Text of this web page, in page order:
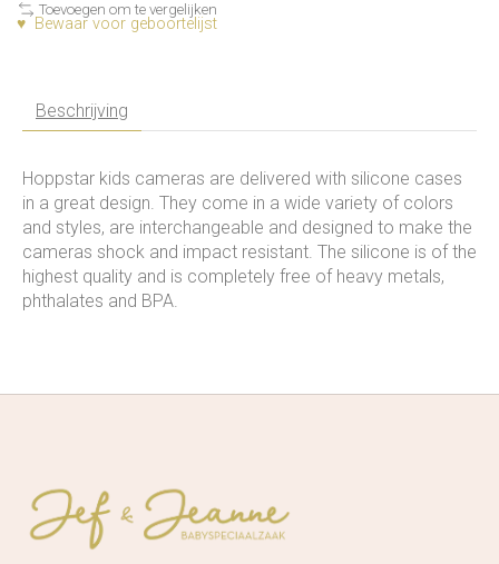
Toevoegen om te vergelijken
♥ Bewaar voor geboortelijst
Beschrijving
Hoppstar kids cameras are delivered with silicone cases
in a great design. They come in a wide variety of colors
and styles, are interchangeable and designed to make the
cameras shock and impact resistant. The silicone is of the
highest quality and is completely free of heavy metals,
phthalates and BPA.